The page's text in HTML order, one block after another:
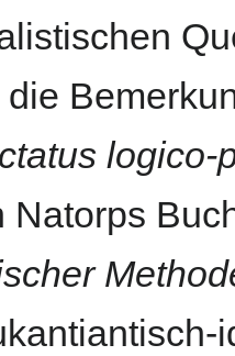
die
logico-
Natorps